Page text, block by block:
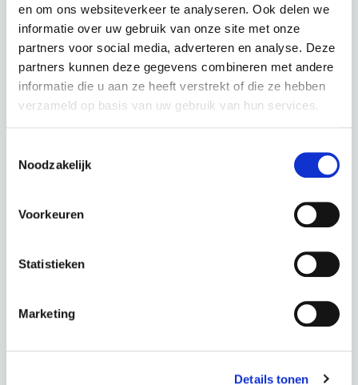
en om ons websiteverkeer te analyseren. Ook delen we
informatie over uw gebruik van onze site met onze
partners voor social media, adverteren en analyse. Deze
partners kunnen deze gegevens combineren met andere
informatie die u aan ze heeft verstrekt of die ze hebben
verzameld op basis van uw gebruik van hun services.
Noodzakelijk
Voorkeuren
Statistieken
Marketing
Details tonen
couleur : Jet Black
€72,37 p.m.
Ce scooter dans une autre couleur :
Période
60 mois